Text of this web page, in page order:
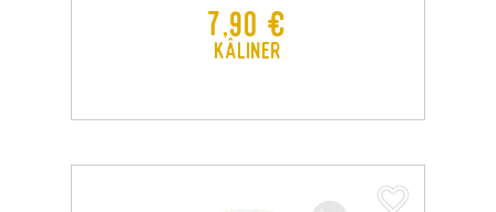
Prix
7,90 €
Kâliner
favorite_border